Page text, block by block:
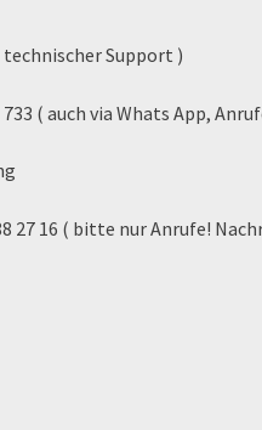
Support )
( auch via Whats App,
27 16 ( bitte nur Anrufe!